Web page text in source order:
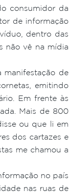
consumidor da
de informação
dentro das
não vê na mídia
manifestação de
emitindo
Em frente às
Mais de 800
ou que li em
dos cartazes e
me chamou a
no país
nas ruas de